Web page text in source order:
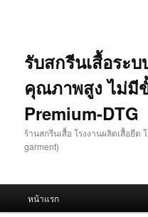
รับสกรีนเสื้อระ
คุณภาพสูง ไม่มี
Premium-DTG
ร้านสกรีนเสื้อ โรงงานผลิตเสื้อยืด
garment)
หน้าแรก